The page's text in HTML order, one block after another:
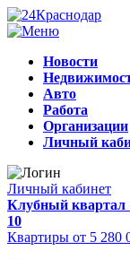
Новости
Авто
Работа
Организации
Личный
Личный кабинет
Клубный
10
Квартиры от 5 280